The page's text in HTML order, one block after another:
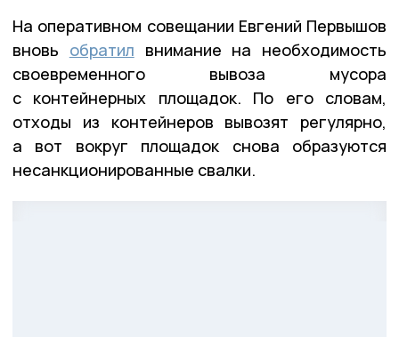
На оперативном совещании Евгений Первышов
вновь обратил внимание на необходимость
своевременного вывоза мусора
с контейнерных площадок. По его словам,
отходы из контейнеров вывозят регулярно,
а вот вокруг площадок снова образуются
несанкционированные свалки.